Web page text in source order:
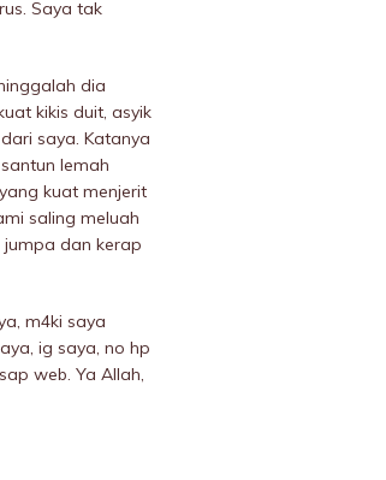
Saya tak
dia
kikis duit, asyik
saya. Katanya
lemah
kuat menjerit
saling meluah
dan kerap
m4ki saya
ig saya, no hp
web. Ya Allah,